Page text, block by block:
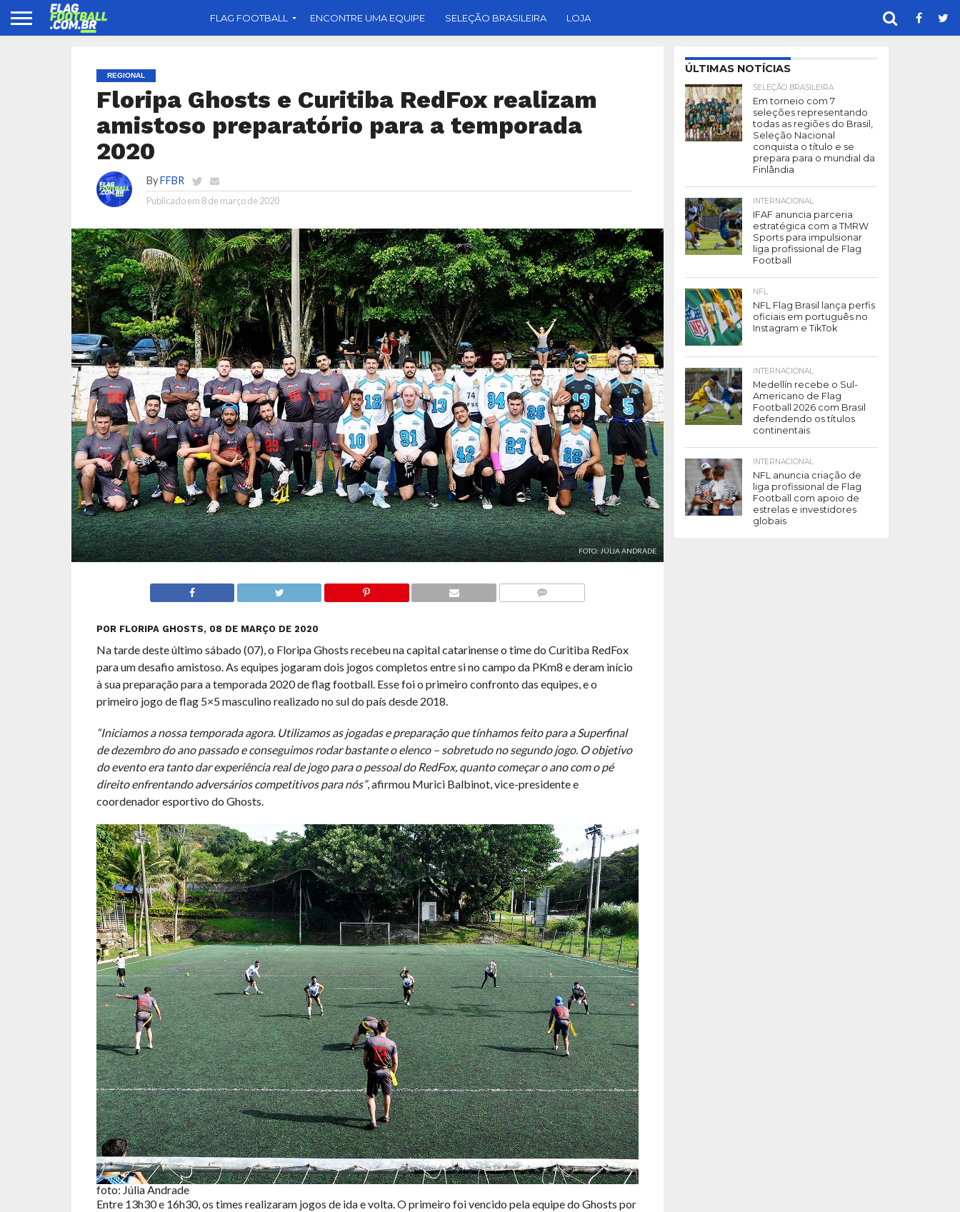
FLAG FOOTBALL ENCONTRE UMA EQUIPE SELEÇÃO BRASILEIRA LOJA
REGIONAL
Floripa Ghosts e Curitiba RedFox realizam
amistoso preparatório para a temporada
2020
ByFFBR
Publicado em 8 de março de 2020
FOTO: JÚLIA ANDRADE
POR FLORIPA GHOSTS, 08 DE MARÇO DE 2020
Na tarde deste último sábado (07), o Floripa Ghosts recebeu na capital catarinense o time do Curitiba RedFox
para um desafio amistoso. As equipes jogaram dois jogos completos entre si no campo da PKm8 e deram início
à sua preparação para a temporada 2020 de flag football. Esse foi o primeiro confronto das equipes, e o
primeiro jogo de flag 5×5 masculino realizado no sul do país desde 2018.
“Iniciamos a nossa temporada agora. Utilizamos as jogadas e preparação que tínhamos feito para a Superfinal
de dezembro do ano passado e conseguimos rodar bastante o elenco – sobretudo no segundo jogo. O objetivo
do evento era tanto dar experiência real de jogo para o pessoal do RedFox, quanto começar o ano com o pé
direito enfrentando adversários competitivos para nós”, afirmou Murici Balbinot, vice-presidente e
coordenador esportivo do Ghosts.
foto: Júlia Andrade
Entre 13h30 e 16h30, os times realizaram jogos de ida e volta. O primeiro foi vencido pela equipe do Ghosts por
ÚLTIMAS NOTÍCIAS
SELEÇÃO BRASILEIRA
Em torneio com 7
seleções representando
todas as regiões do Brasil,
Seleção Nacional
conquista o título e se
prepara para o mundial da
Finlândia
INTERNACIONAL
IFAF anuncia parceria
estratégica com a TMRW
Sports para impulsionar
liga profissional de Flag
Football
NFL
NFL Flag Brasil lança perfis
oficiais em português no
Instagram e TikTok
INTERNACIONAL
Medellín recebe o Sul-
Americano de Flag
Football 2026 com Brasil
defendendo os títulos
continentais
INTERNACIONAL
NFL anuncia criação de
liga profissional de Flag
Football com apoio de
estrelas e investidores
globais